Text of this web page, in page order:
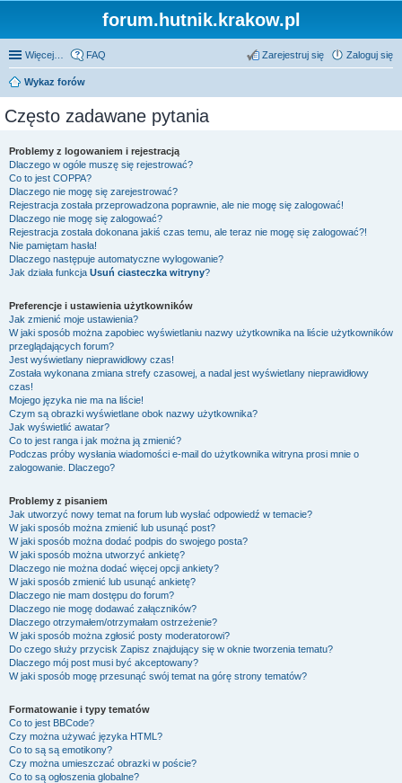
forum.hutnik.krakow.pl
Więcej… FAQ Zaloguj się
Zarejestruj się
Wykaz forów
Często zadawane pytania
Problemy z logowaniem i rejestracją
Dlaczego w ogóle muszę się rejestrować?
Co to jest COPPA?
Dlaczego nie mogę się zarejestrować?
Rejestracja została przeprowadzona poprawnie, ale nie mogę się zalogować!
Dlaczego nie mogę się zalogować?
Rejestracja została dokonana jakiś czas temu, ale teraz nie mogę się zalogować?!
Nie pamiętam hasła!
Dlaczego następuje automatyczne wylogowanie?
Jak działa funkcja Usuń ciasteczka witryny?
Preferencje i ustawienia użytkowników
Jak zmienić moje ustawienia?
W jaki sposób można zapobiec wyświetlaniu nazwy użytkownika na liście użytkowników
przeglądających forum?
Jest wyświetlany nieprawidłowy czas!
Została wykonana zmiana strefy czasowej, a nadal jest wyświetlany nieprawidłowy
czas!
Mojego języka nie ma na liście!
Czym są obrazki wyświetlane obok nazwy użytkownika?
Jak wyświetlić awatar?
Co to jest ranga i jak można ją zmienić?
Podczas próby wysłania wiadomości e-mail do użytkownika witryna prosi mnie o
zalogowanie. Dlaczego?
Problemy z pisaniem
Jak utworzyć nowy temat na forum lub wysłać odpowiedź w temacie?
W jaki sposób można zmienić lub usunąć post?
W jaki sposób można dodać podpis do swojego posta?
W jaki sposób można utworzyć ankietę?
Dlaczego nie można dodać więcej opcji ankiety?
W jaki sposób zmienić lub usunąć ankietę?
Dlaczego nie mam dostępu do forum?
Dlaczego nie mogę dodawać załączników?
Dlaczego otrzymałem/otrzymałam ostrzeżenie?
W jaki sposób można zgłosić posty moderatorowi?
Do czego służy przycisk Zapisz znajdujący się w oknie tworzenia tematu?
Dlaczego mój post musi być akceptowany?
W jaki sposób mogę przesunąć swój temat na górę strony tematów?
Formatowanie i typy tematów
Co to jest BBCode?
Czy można używać języka HTML?
Co to są są emotikony?
Czy można umieszczać obrazki w poście?
Co to są ogłoszenia globalne?